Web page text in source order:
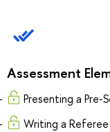
Assessment
Presenting a Pre-
Writing a